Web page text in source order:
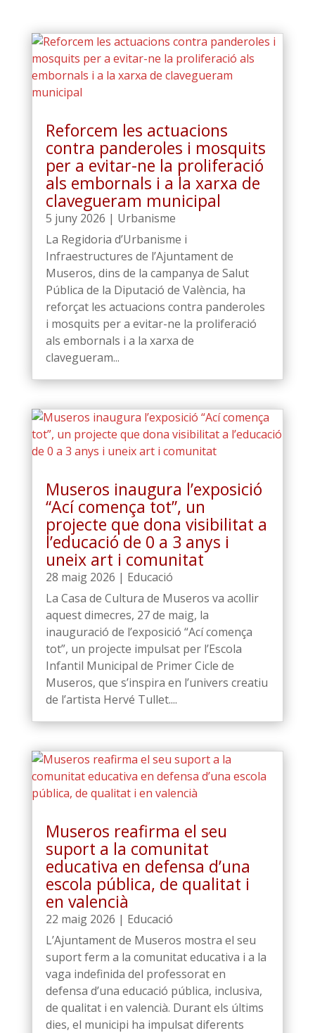
Reforcem les actuacions
contra panderoles i mosquits
per a evitar-ne la proliferació
als embornals i a la xarxa de
clavegueram municipal
5 juny 2026 | Urbanisme
La Regidoria d’Urbanisme i
Infraestructures de l’Ajuntament de
Museros, dins de la campanya de Salut
Pública de la Diputació de València, ha
reforçat les actuacions contra panderoles
i mosquits per a evitar-ne la proliferació
als embornals i a la xarxa de
clavegueram...
Museros inaugura l’exposició
“Ací comença tot”, un
projecte que dona visibilitat a
l’educació de 0 a 3 anys i
uneix art i comunitat
28 maig 2026 | Educació
La Casa de Cultura de Museros va acollir
aquest dimecres, 27 de maig, la
inauguració de l’exposició “Ací comença
tot”, un projecte impulsat per l’Escola
Infantil Municipal de Primer Cicle de
Museros, que s’inspira en l’univers creatiu
de l’artista Hervé Tullet....
Museros reafirma el seu
suport a la comunitat
educativa en defensa d’una
escola pública, de qualitat i
en valencià
22 maig 2026 | Educació
L’Ajuntament de Museros mostra el seu
suport ferm a la comunitat educativa i a la
vaga indefinida del professorat en
defensa d’una educació pública, inclusiva,
de qualitat i en valencià. Durant els últims
dies, el municipi ha impulsat diferents